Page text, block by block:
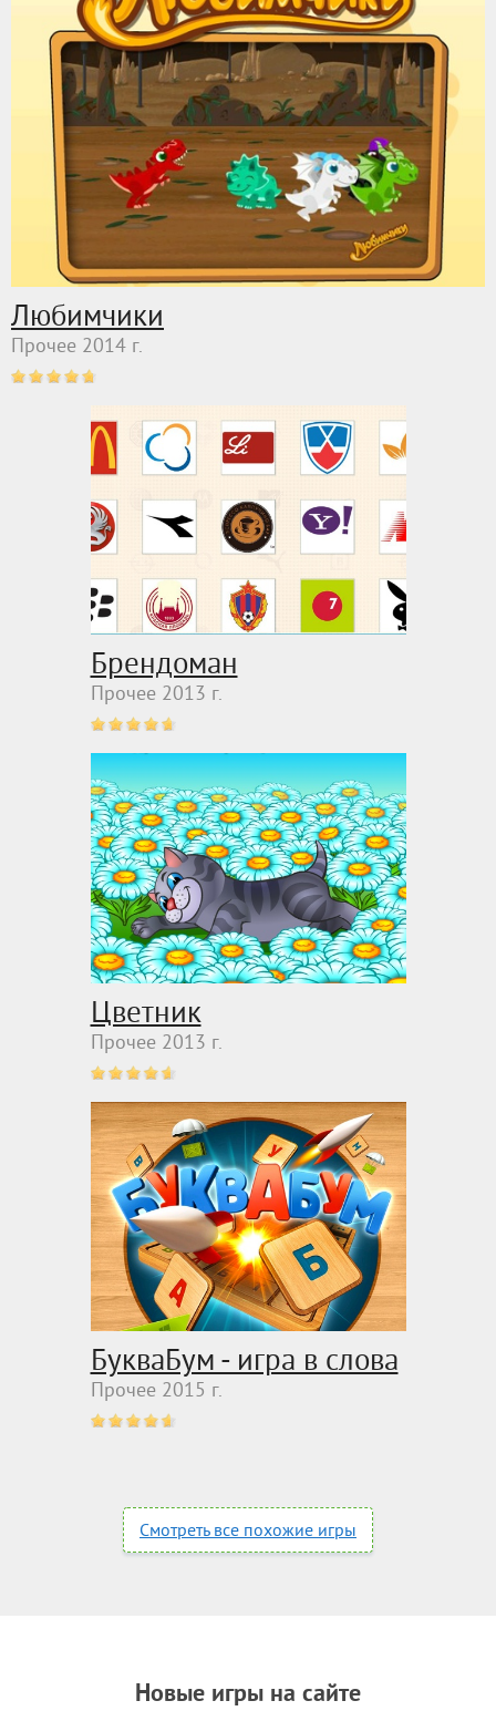
Любимчики
Прочее 2014 г.
Брендоман
Прочее 2013 г.
Цветник
Прочее 2013 г.
БукваБум - игра в слова
Прочее 2015 г.
Смотреть все похожие игры
Новые игры на сайте